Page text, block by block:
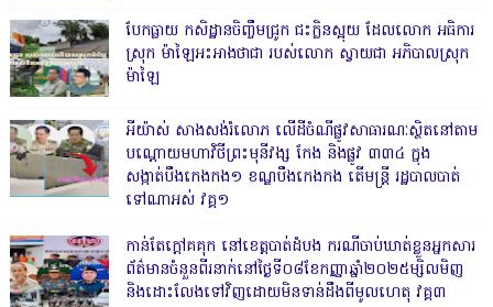
បែកធ្លាយ កសិដ្ឋានចិញ្ចឹមជ្រូក ជះក្លិនស្អុយ ដែលលោក អធិការ
ស្រុក ម៉ាឡៃអះអាងថាជា របស់លោក ស្វាយជា អភិបាលស្រុក
ម៉ាឡៃ
អីយ៉ាស់ សាងសង់រំលោភ លើដីចំណីផ្លូវសាធារណៈស្ថិតនៅតាម
បណ្ដោយមហាវិថីព្រះមុនីវង្ស កែង និងផ្លូវ ៣៣៤ ក្នុង
សង្កាត់បឹងកេងកង១ ខណ្ឌបឹងកេងកង តើមន្ត្រី រដ្ឋបាលបាត់
ទៅណាអស់ វគ្គ១
កាន់តែក្តៅគគុក នៅខេត្តបាត់ដំបង ករណីចាប់ឃាត់ខ្លួនអ្នកសារ
ព័ត៌មានចំនួនពីរនាក់នៅថ្ងៃទី០៨ខែកញ្ញាឆ្នាំ២០២៥ម្សិលមិញ
និងដោះលែងទៅវិញដោយមិនទាន់ដឹងពីមូលហេតុ វគ្គ៣